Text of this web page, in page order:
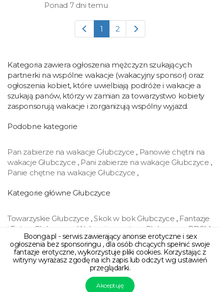
Boonga.pl - serwis zawierający anonse erotyczne i sex
ogłoszenia bez sponsoringu , dla osób chcących spełnić swoje
fantazje erotyczne, wykorzystuje pliki cookies. Korzystając z
witryny wyrażasz zgodę na ich zapis lub odczyt wg ustawień
przeglądarki.
Akceptuję
Ponad 7 dni temu
1 2
Kategoria zawiera ogłoszenia mężczyzn szukających
partnerki na wspólne wakacje (wakacyjny sponsor) oraz
ogłoszenia kobiet, które uwielbiają podróże i wakacje a
szukają panów, którzy w zamian za towarzystwo kobiety
zasponsorują wakacje i zorganizują wspólny wyjazd.
Podobne kategorie
Pan zabierze na wakacje Głubczyce , Panowie chętni na
wakacje Głubczyce , Pani zabierze na wakacje Głubczyce ,
Panie chętne na wakacje Głubczyce ,
Kategorie główne Głubczyce
Towarzyskie Głubczyce ,Skok w bok Głubczyce , Fantazje
i Fetysz Głubczyce
Wakacyjny partner Głubczyce
BDSM
Głubczyce,Swingers Głubczyce ,Cybersex Głubczyce
Handel Głubczyce,
Polityka prywatności